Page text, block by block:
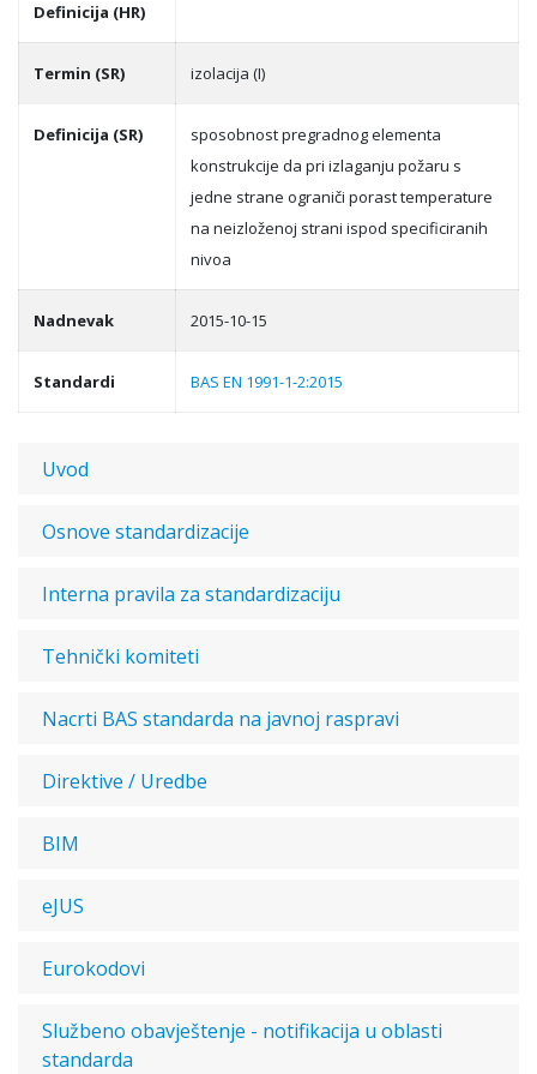
Definicija (HR)
Termin (SR) izolacija (I)
Definicija (SR)
sposobnost pregradnog elementa
konstrukcije da pri izlaganju požaru s
jedne strane ograniči porast temperature
na neizloženoj strani ispod specificiranih
nivoa
Nadnevak 2015-10-15
Standardi BAS EN 1991-1-2:2015
Uvod
Osnove standardizacije
Interna pravila za standardizaciju
Tehnički komiteti
Nacrti BAS standarda na javnoj raspravi
Direktive / Uredbe
BIM
eJUS
Eurokodovi
Službeno obavještenje - notifikacija u oblasti
standarda